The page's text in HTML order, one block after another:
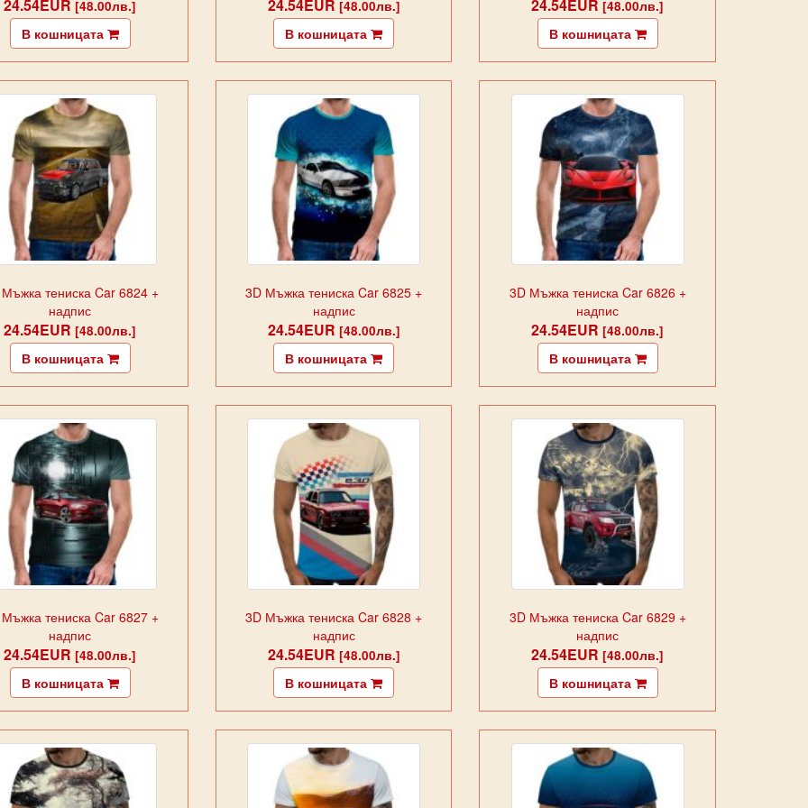
24.54EUR[48.00лв.]
В кошницата
24.54EUR [48.00лв.]
В кошницата
24.54EUR[48.00лв.]
В кошницата
тениска Car 6824 +
надпис
24.54EUR[48.00лв.]
В кошницата
3D Мъжка тениска Car 6825 +
надпис
24.54EUR [48.00лв.]
В кошницата
3D Мъжка тениска Car 6826 +
надпис
24.54EUR[48.00лв.]
В кошницата
тениска Car 6827 +
надпис
24.54EUR[48.00лв.]
В кошницата
3D Мъжка тениска Car 6828 +
надпис
24.54EUR [48.00лв.]
В кошницата
3D Мъжка тениска Car 6829 +
надпис
24.54EUR[48.00лв.]
В кошницата